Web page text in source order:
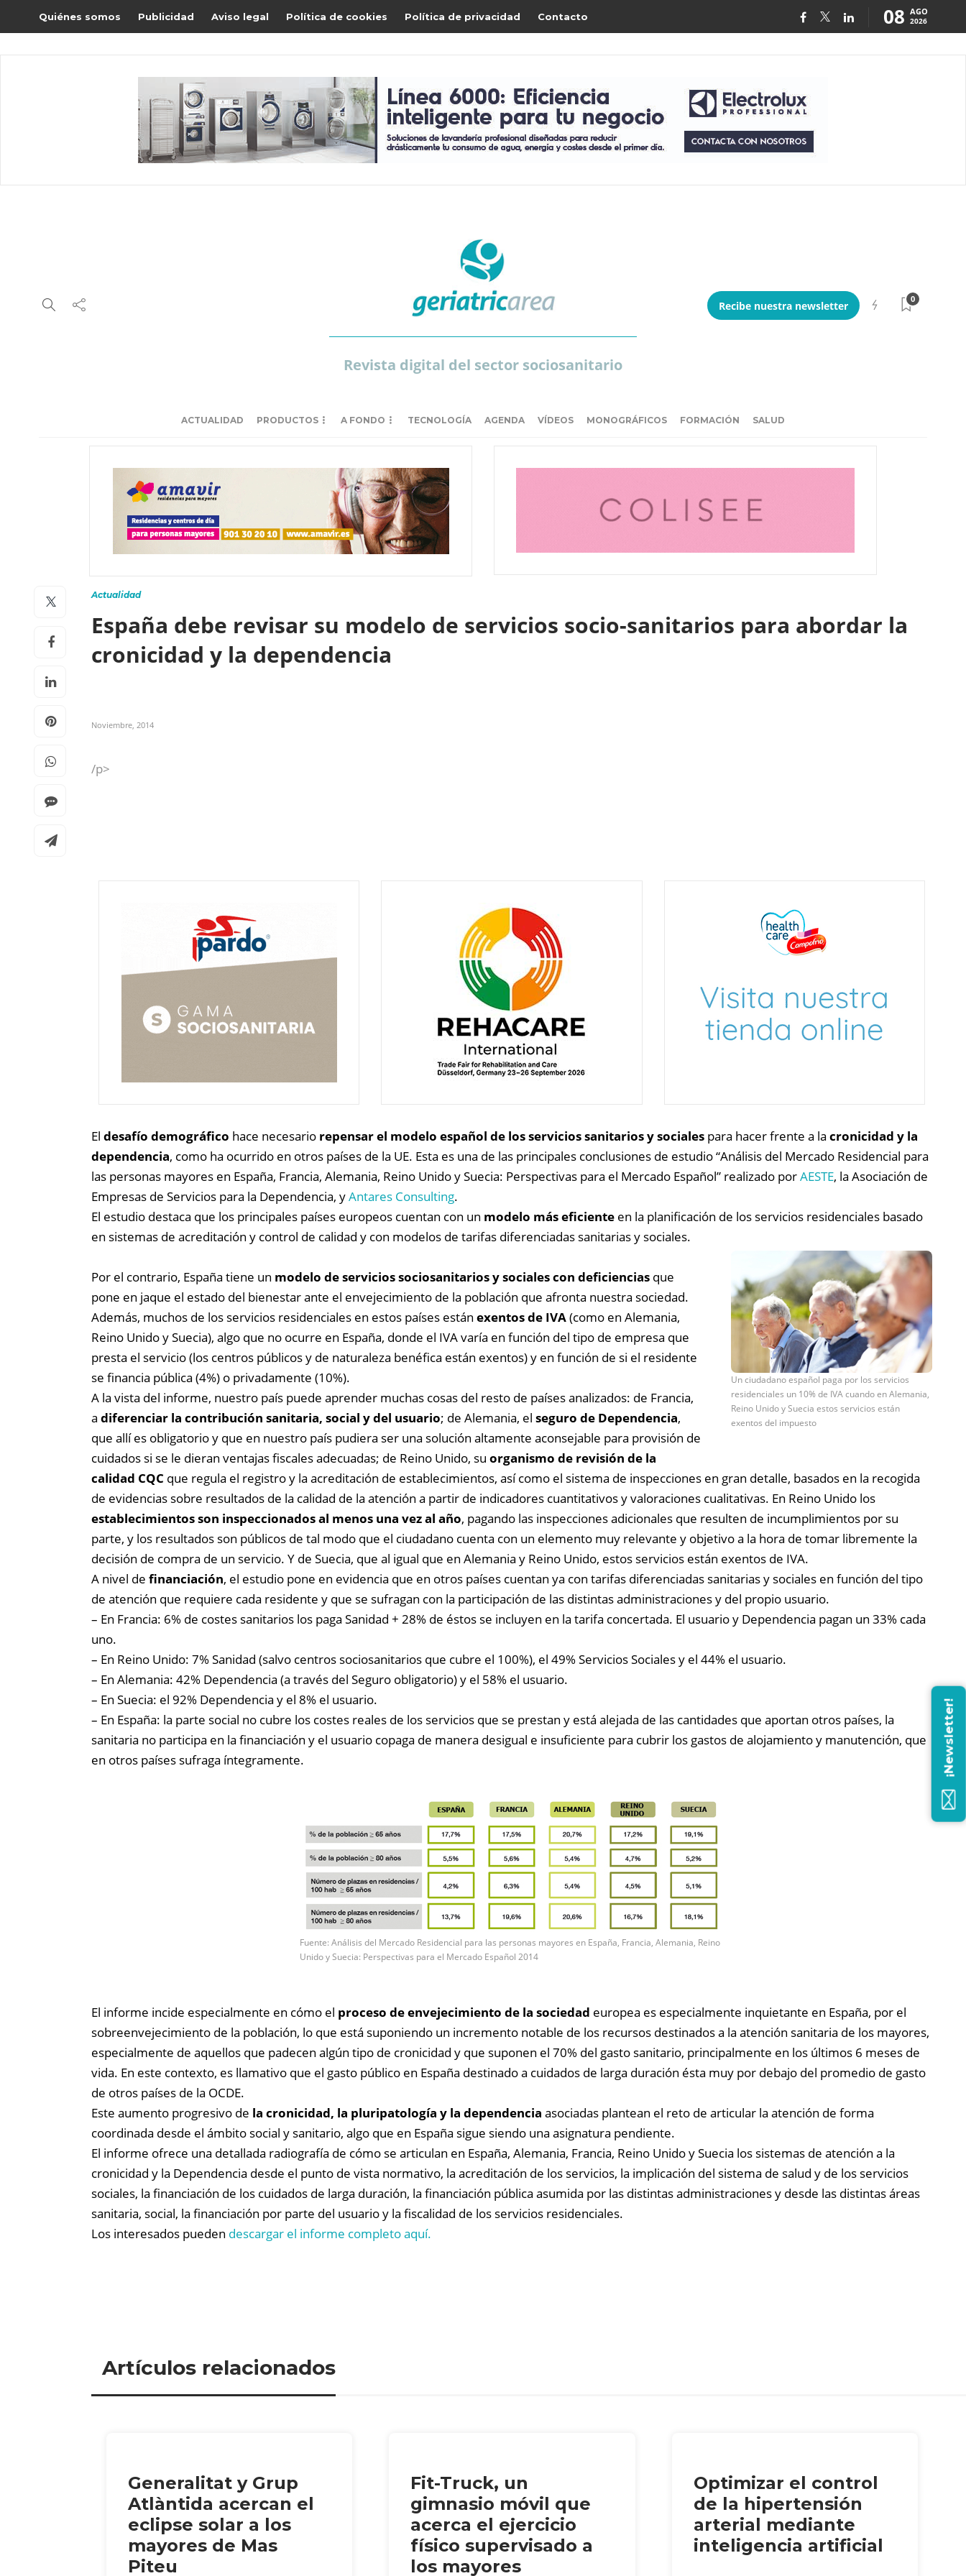
Quiénes somos Publicidad Aviso legal Política de cookies Política de privacidad Contacto 08 AGO
2026
Revista digital del sector sociosanitario
Recibe nuestra newsletter
0
ACTUALIDAD PRODUCTOS A FONDO TECNOLOGÍA AGENDA VÍDEOS MONOGRÁFICOS FORMACIÓN SALUD
Actualidad
España debe revisar su modelo de servicios socio-sanitarios para abordar la
cronicidad y la dependencia
Noviembre, 2014
/p>
El desafío demográfico hace necesario repensar el modelo español de los servicios sanitarios y sociales para hacer frente a la cronicidad y la
dependencia, como ha ocurrido en otros países de la UE. Esta es una de las principales conclusiones de estudio “Análisis del Mercado Residencial para
las personas mayores en España, Francia, Alemania, Reino Unido y Suecia: Perspectivas para el Mercado Español” realizado porAESTE, la Asociación de
Empresas de Servicios para la Dependencia, yAntares Consulting.
El estudio destaca que los principales países europeos cuentan con un modelo más eficiente en la planificación de los servicios residenciales basado
en sistemas de acreditación y control de calidad y con modelos de tarifas diferenciadas sanitarias y sociales.
Un ciudadano español paga por los servicios
residenciales un 10% de IVA cuando en Alemania,
Reino Unido y Suecia estos servicios están
exentos del impuesto
Por el contrario, España tiene un modelo de servicios sociosanitarios y sociales con deficiencias que
pone en jaque el estado del bienestar ante el envejecimiento de la población que afronta nuestra sociedad.
Además, muchos de los servicios residenciales en estos países están exentos de IVA(como en Alemania,
Reino Unido y Suecia), algo que no ocurre en España, donde el IVA varía en función del tipo de empresa que
presta el servicio (los centros públicos y de naturaleza benéfica están exentos) y en función de si el residente
se financia pública (4%) o privadamente (10%).
A la vista del informe, nuestro país puede aprender muchas cosas del resto de países analizados: de Francia,
a diferenciar la contribución sanitaria, social y del usuario; de Alemania, el seguro de Dependencia,
que allí es obligatorio y que en nuestro país pudiera ser una solución altamente aconsejable para provisión de
cuidados si se le dieran ventajas fiscales adecuadas; de Reino Unido, su organismo de revisión de la
calidad CQC que regula el registro y la acreditación de establecimientos, así como el sistema de inspecciones en gran detalle, basados en la recogida
de evidencias sobre resultados de la calidad de la atención a partir de indicadores cuantitativos y valoraciones cualitativas. En Reino Unido los
establecimientos son inspeccionados al menos una vez al año, pagando las inspecciones adicionales que resulten de incumplimientos por su
parte, y los resultados son públicos de tal modo que el ciudadano cuenta con un elemento muy relevante y objetivo a la hora de tomar libremente la
decisión de compra de un servicio. Y de Suecia, que al igual que en Alemania y Reino Unido, estos servicios están exentos de IVA.
A nivel de financiación, el estudio pone en evidencia que en otros países cuentan ya con tarifas diferenciadas sanitarias y sociales en función del tipo
de atención que requiere cada residente y que se sufragan con la participación de las distintas administraciones y del propio usuario.
– En Francia: 6% de costes sanitarios los paga Sanidad + 28% de éstos se incluyen en la tarifa concertada. El usuario y Dependencia pagan un 33% cada
uno.
– En Reino Unido: 7% Sanidad (salvo centros sociosanitarios que cubre el 100%), el 49% Servicios Sociales y el 44% el usuario.
– En Alemania: 42% Dependencia (a través del Seguro obligatorio) y el 58% el usuario.
– En Suecia: el 92% Dependencia y el 8% el usuario.
– En España: la parte social no cubre los costes reales de los servicios que se prestan y está alejada de las cantidades que aportan otros países, la
sanitaria no participa en la financiación y el usuario copaga de manera desigual e insuficiente para cubrir los gastos de alojamiento y manutención, que
en otros países sufraga íntegramente.
Fuente: Análisis del Mercado Residencial para las personas mayores en España, Francia, Alemania, Reino
Unido y Suecia: Perspectivas para el Mercado Español 2014
El informe incide especialmente en cómo el proceso de envejecimiento de la sociedad europea es especialmente inquietante en España, por el
sobreenvejecimiento de la población, lo que está suponiendo un incremento notable de los recursos destinados a la atención sanitaria de los mayores,
especialmente de aquellos que padecen algún tipo de cronicidad y que suponen el 70% del gasto sanitario, principalmente en los últimos 6 meses de
vida. En este contexto, es llamativo que el gasto público en España destinado a cuidados de larga duración ésta muy por debajo del promedio de gasto
de otros países de la OCDE.
Este aumento progresivo de la cronicidad, la pluripatología y la dependencia asociadas plantean el reto de articular la atención de forma
coordinada desde el ámbito social y sanitario, algo que en España sigue siendo una asignatura pendiente.
El informe ofrece una detallada radiografía de cómo se articulan en España, Alemania, Francia, Reino Unido y Suecia los sistemas de atención a la
cronicidad y la Dependencia desde el punto de vista normativo, la acreditación de los servicios, la implicación del sistema de salud y de los servicios
sociales, la financiación de los cuidados de larga duración, la financiación pública asumida por las distintas administraciones y desde las distintas áreas
sanitaria, social, la financiación por parte del usuario y la fiscalidad de los servicios residenciales.
Los interesados pueden descargar el informe completo aquí.
Artículos relacionados
Generalitat y Grup
Atlàntida acercan el
eclipse solar a los
mayores de Mas
Piteu
Fit-Truck, un
gimnasio móvil que
acerca el ejercicio
físico supervisado a
los mayores
Optimizar el control
de la hipertensión
arterial mediante
inteligencia artificial
¡Newsletter!